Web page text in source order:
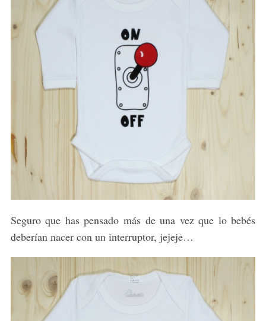
Seguro que has pensado más de una vez que lo bebés
deberían nacer con un interruptor, jejeje…